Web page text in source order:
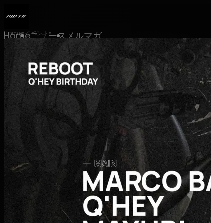
Homeニュースメルマガ
Home イベント